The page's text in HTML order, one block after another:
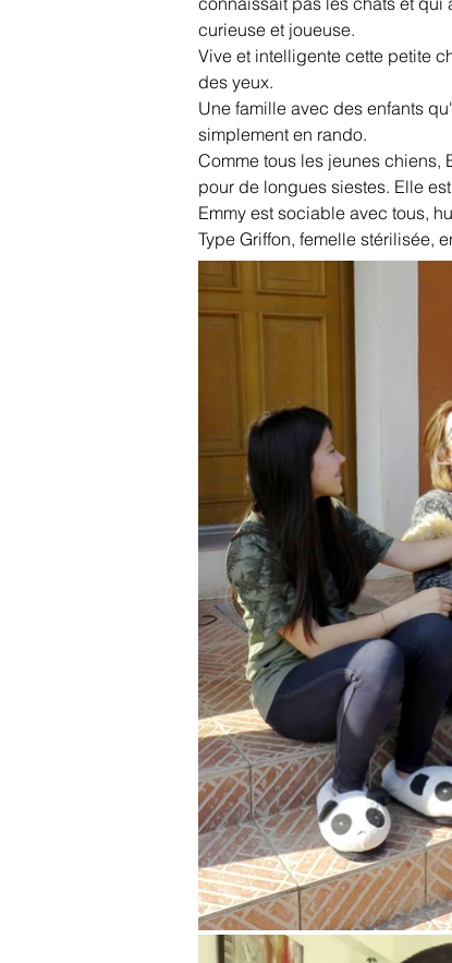
curieuse et joueuse.
Vive et intelligente cette petite
des yeux.
Une famille avec des enfants
simplement en rando.
Comme tous les jeunes chiens,
pour de longues siestes. Elle
Emmy est sociable avec tous,
Type Griffon, femelle stérilisée,